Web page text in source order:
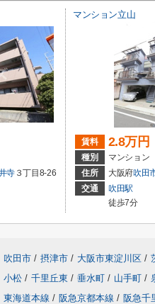
寺３丁目8-26
マンション立山
賃料 2.8万円
種別
マンション
住所
大阪府吹田
交通
吹田駅
徒歩7分
吹田市 / 摂津市 / 大阪市東淀川区 /
小松 / 千里丘東 / 垂水町 / 山手町 /
東海道本線 / 阪急京都本線 / 阪急千